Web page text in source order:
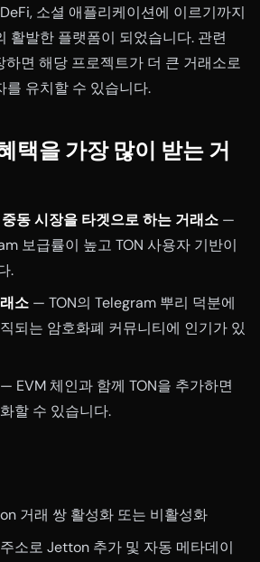
소셜 애플리케이션에 이르기까지
활발한 플랫폼이 되었습니다. 관련
면 해당 프로젝트가 더 큰 거래소로
를 유치할 수 있습니다.
택을 가장 많이 받는 거
동 시장을 타겟으로 하는 거래소 —
보급률이 높고 TON 사용자 기반이
.
소 — TON의 Telegram 뿌리 덕분에
되는 암호화폐 커뮤니티에 인기가 있
— EVM 체인과 함께 TON을 추가하면
할 수 있습니다.
거래 쌍 활성화 또는 비활성화
소로 Jetton 추가 및 자동 메타데이